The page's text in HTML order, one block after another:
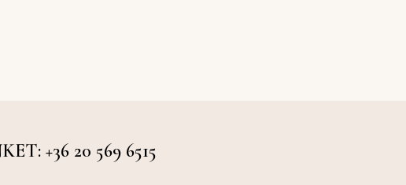
+36 20 569 6515